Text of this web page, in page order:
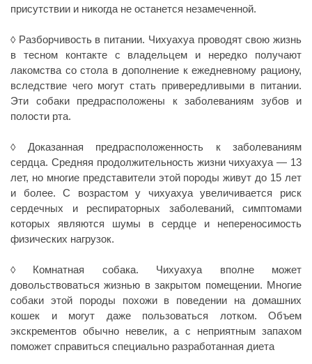
присутствии и никогда не останется незамеченной.
◊ Разборчивость в питании. Чихуахуа проводят свою жизнь
в тесном контакте с владельцем и нередко получают
лакомства со стола в дополнение к ежедневному рациону,
вследствие чего могут стать привередливыми в питании.
Эти собаки предрасположены к заболеваниям зубов и
полости рта.
◊ Доказанная предрасположенность к заболеваниям
сердца. Средняя продолжительность жизни чихуахуа — 13
лет, но многие представители этой породы живут до 15 лет
и более. С возрастом у чихуахуа увеличивается риск
сердечных и респираторных заболеваний, симптомами
которых являются шумы в сердце и непереносимость
физических нагрузок.
◊ Комнатная собака. Чихуахуа вполне может
довольствоваться жизнью в закрытом помещении. Многие
собаки этой породы похожи в поведении на домашних
кошек и могут даже пользоваться лотком. Объем
экскрементов обычно невелик, а с неприятным запахом
поможет справиться специально разработанная диета